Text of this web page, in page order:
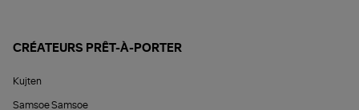
CRÉATEURS PRÊT-À-PORTER
Kujten
Samsoe Samsoe